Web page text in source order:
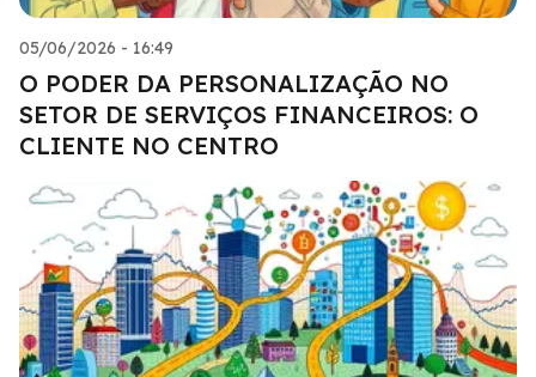
05/06/2026 - 16:49
O PODER DA PERSONALIZAÇÃO NO
SETOR DE SERVIÇOS FINANCEIROS: O
CLIENTE NO CENTRO